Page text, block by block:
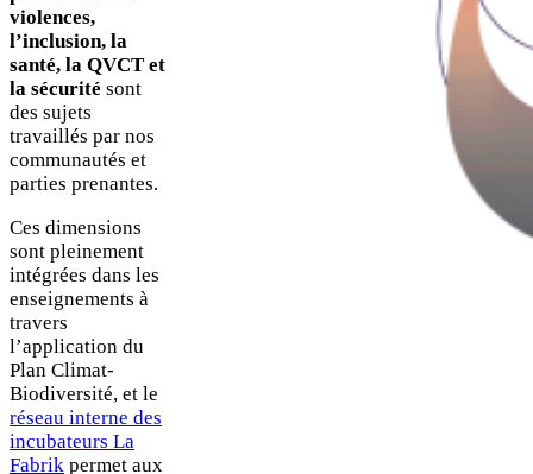
violences,
l’inclusion, la
santé, la QVCT et
la sécurité sont
des sujets
travaillés par nos
communautés et
parties prenantes.
Ces dimensions
sont pleinement
intégrées dans les
enseignements à
travers
l’application du
Plan Climat-
Biodiversité, et le
réseau interne des
incubateurs La
Fabrik permet aux